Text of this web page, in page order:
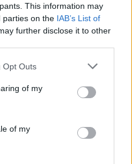
This information may
parties on the IAB’s List of
further disclose it to other
Opt Outs
of my
of my
greitkelyje
operacija:
policijos
skubėjo į pagalbą